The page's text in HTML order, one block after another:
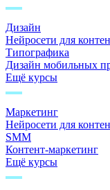
Дизайн
Нейросети для
Типографика
Дизайн мобильных
Ещё курсы
Маркетинг
Нейросети для
SMM
Контент-маркетинг
Ещё курсы